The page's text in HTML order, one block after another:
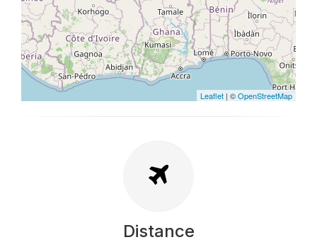
Leaflet | ©OpenStreetMap
Distance